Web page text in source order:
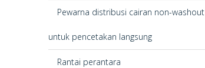
Pewarna distribusi cairan non-washout
untuk pencetakan langsung
Rantai perantara